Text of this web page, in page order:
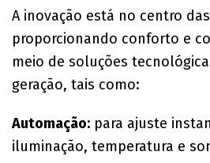
A inovação está no centro
proporcionando conforto e
meio de soluções
geração, tais como:
Automação: para ajuste
iluminação, temperatura e